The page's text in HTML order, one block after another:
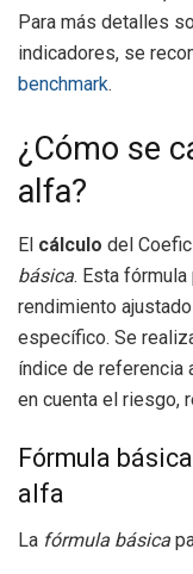
Para más detalles
indicadores, se
benchmark.
¿Cómo se
alfa?
El cálculo del
básica. Esta
rendimiento
específico. Se
índice de referencia
en cuenta el riesgo,
Fórmula
alfa
La fórmula básica